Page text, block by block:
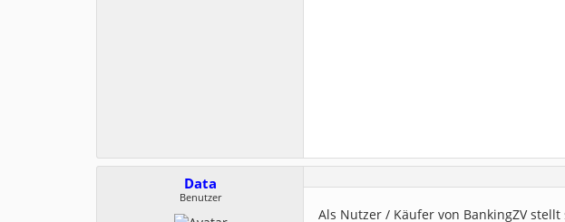
Data
Benutzer
Als Nutzer / Käufer von BankingZV